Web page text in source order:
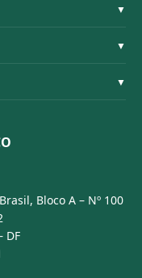
▼
▼
▼
Bloco A – Nº 100
DF